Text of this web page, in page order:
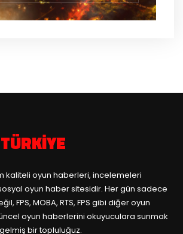
TÜRKIYE
kaliteli oyun haberleri, incelemeleri
oyun haber sitesidir. Her gün sadece
FPS, MOBA, RTS, FPS gibi diğer oyun
oyun haberlerini okuyuculara sunmak
bir topluluğuz.